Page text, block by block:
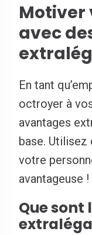
Motiver
avec
En tant
octroyer à
avantages
base.
votre
avantageuse !
Que sont